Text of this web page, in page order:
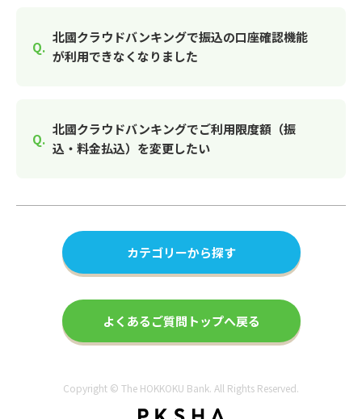
北國クラウドバンキングで振込の口座確認機能
が利用できなくなりました
北國クラウドバンキングでご利用限度額（振
込・料金払込）を変更したい
カテゴリーから探す
よくあるご質問トップへ戻る
Copyright © The HOKKOKU Bank. All Rights Reserved.